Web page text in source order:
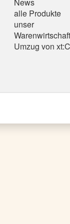
alle Produkte
unser
Umzug von